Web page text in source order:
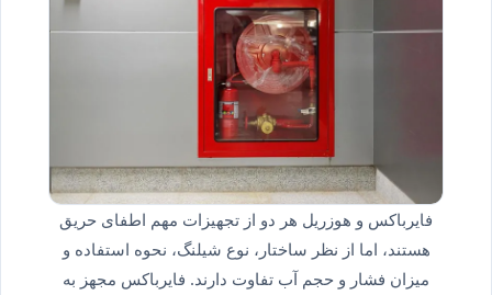
فایرباکس و هوزریل هر دو از تجهیزات مهم اطفای حریق
هستند، اما از نظر ساختار، نوع شیلنگ، نحوه استفاده و
میزان فشار و حجم آب تفاوت دارند. فایرباکس مجهز به